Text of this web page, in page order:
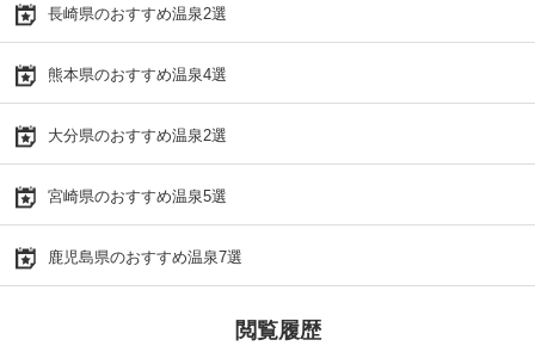
長崎県のおすすめ温泉2選
熊本県のおすすめ温泉4選
大分県のおすすめ温泉2選
宮崎県のおすすめ温泉5選
鹿児島県のおすすめ温泉7選
閲覧履歴